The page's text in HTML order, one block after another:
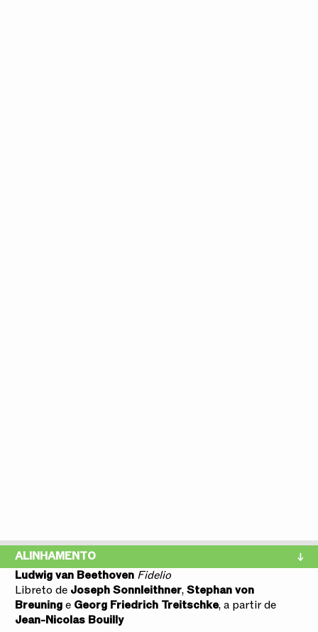
ALINHAMENTO
Ludwig van Beethoven Fidelio
Libreto de Joseph Sonnleithner,Stephan von
Breuninge Georg Friedrich Treitschke, a partir de
Jean-Nicolas Bouilly